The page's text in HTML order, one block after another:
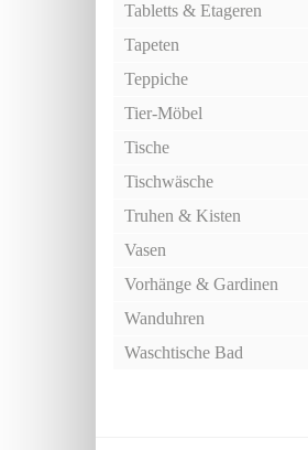
Tabletts & Etageren
Tapeten
Teppiche
Tier-Möbel
Tische
Tischwäsche
Truhen & Kisten
Vasen
Vorhänge & Gardinen
Wanduhren
Waschtische Bad